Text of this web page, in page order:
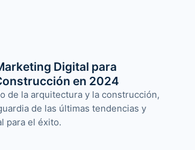
Digital para
en 2024
de la arquitectura y la construcción,
de las últimas tendencias y
para el éxito.